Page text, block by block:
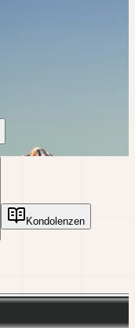
Kondolenzen